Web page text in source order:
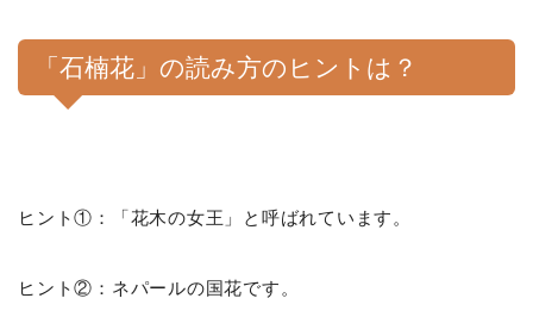
「石楠花」の読み方のヒントは？
ヒント①：「花木の女王」と呼ばれています。
ヒント②：ネパールの国花です。